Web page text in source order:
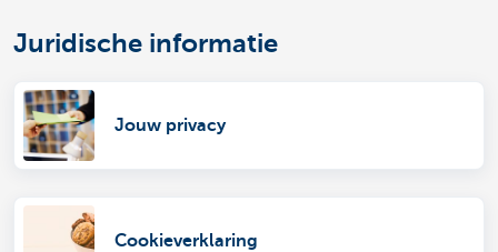
Juridische informatie
Jouw privacy
Cookieverklaring